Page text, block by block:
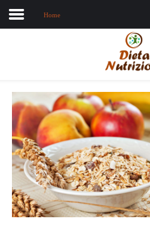
Dieta e nutrizione
Intolleranze
Terapie Naturali
Home